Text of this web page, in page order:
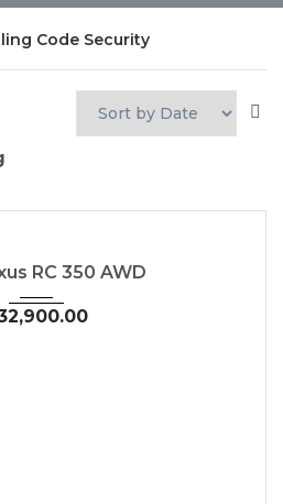
Code Security
RC 350 AWD